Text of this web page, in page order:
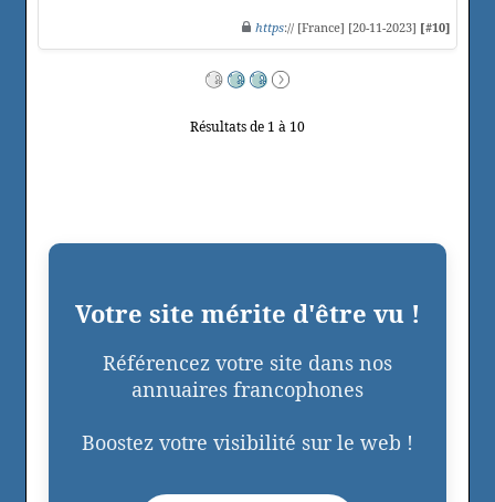
https:// [France] [20-11-2023] [#10]
Résultats de 1 à 10
Votre site mérite d'être vu !
Référencez votre site dans nos
annuaires francophones
Boostez votre visibilité sur le web !